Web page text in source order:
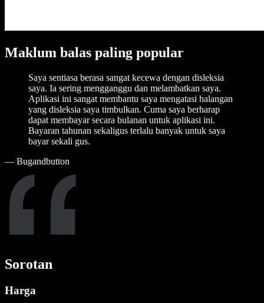
Maklum balas paling popular
Saya sentiasa berasa sangat kecewa dengan disleksia
saya. Ia sering mengganggu dan melambatkan saya.
Aplikasi ini sangat membantu saya mengatasi halangan
yang disleksia saya timbulkan. Cuma saya berharap
dapat membayar secara bulanan untuk aplikasi ini.
Bayaran tahunan sekaligus terlalu banyak untuk saya
bayar sekali gus.
— Bugandbutton
Sorotan
Harga